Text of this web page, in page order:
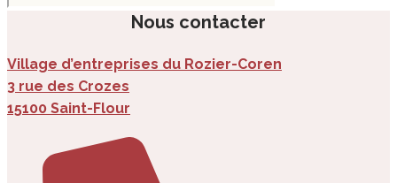
Nous contacter
Village d’entreprises du Rozier-Coren
3 rue des Crozes
15100 Saint-Flour